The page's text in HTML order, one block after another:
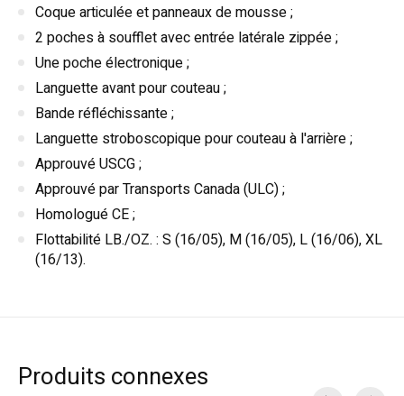
Coque articulée et panneaux de mousse ;
2 poches à soufflet avec entrée latérale zippée ;
Une poche électronique ;
Languette avant pour couteau ;
Bande réfléchissante ;
Languette stroboscopique pour couteau à l'arrière ;
Approuvé USCG ;
Approuvé par Transports Canada (ULC) ;
Homologué CE ;
Flottabilité LB./OZ. : S (16/05), M (16/05), L (16/06), XL
(16/13).
Produits connexes